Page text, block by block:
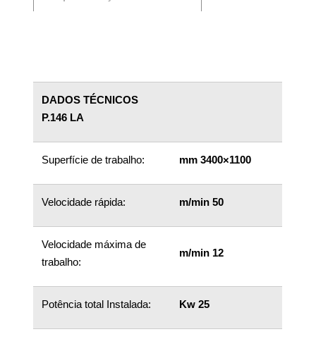
DADOS TÉCNICOS
P.146 LA
Superfície de trabalho: mm 3400×1100
Velocidade rápida: m/min 50
Velocidade máxima de
trabalho:
m/min 12
Potência total Instalada: Kw 25